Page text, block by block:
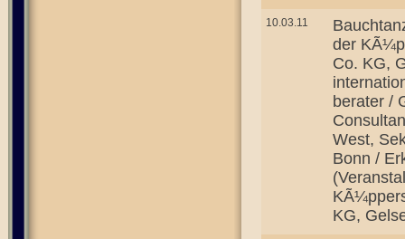
10.03.11
der
Co. KG,
berater /
West,
Bonn /
KG,